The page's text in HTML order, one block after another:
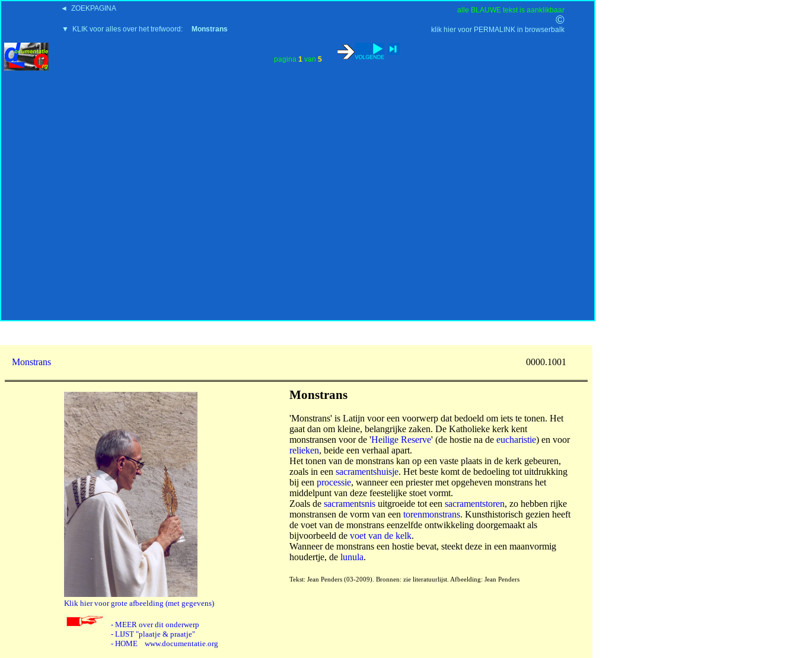
◄ ZOEKPAGINA alle BLAUWE tekst is aanklikbaar
klik hier voor PERMALINK in browserbalk
©
▼ KLIK voor alles over het trefwoord: Monstrans
pagina 1 van 5
'15:19 19-2-2008